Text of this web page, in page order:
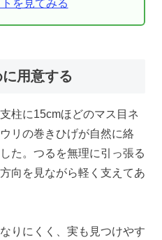
を見てみる
用意する
柱に15cmほどのマス目ネ
リの巻きひげが自然に絡
た。つるを無理に引っ張る
向を見ながら軽く支えてあ
りにくく、実も見つけやす